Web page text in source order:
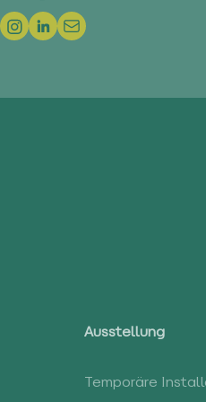
Ausstellung
Temporäre